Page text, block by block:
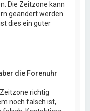
Die Zeitzone kann
geändert werden.
dies ein guter
die Forenuhr
richtig
noch falsch ist,